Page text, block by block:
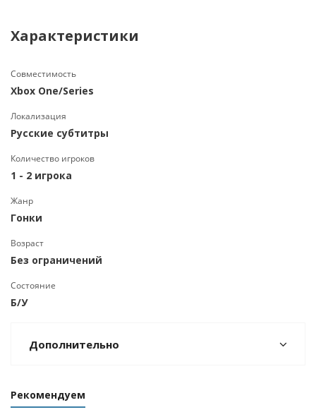
Характеристики
Совместимость
Xbox One/Series
Локализация
Русские субтитры
Количество игроков
1 - 2 игрока
Жанр
Гонки
Возраст
Без ограничений
Состояние
Б/У
Дополнительно
Рекомендуем